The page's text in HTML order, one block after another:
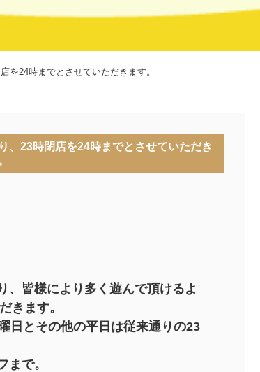
を24時までとさせていただきます。
、23時閉店を24時までとさせていただき
、皆様により多く遊んで頂けるよ
きます。
日とその他の平日は従来通りの23
まで。